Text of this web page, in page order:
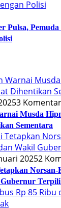
Pulsa,
3 Komentar
Musda
Sementara
20252
Norsan-